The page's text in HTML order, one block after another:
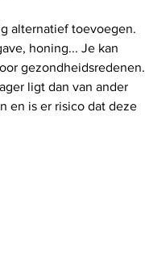
alternatief toevoegen.
honing... Je kan
gezondheidsredenen.
ligt dan van ander
en is er risico dat deze